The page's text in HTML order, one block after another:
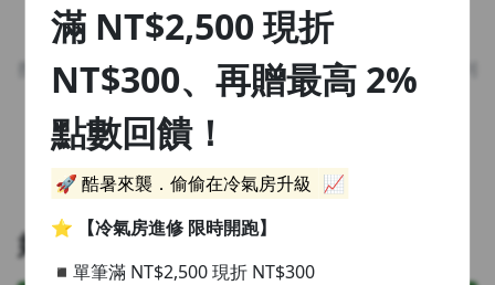
找不到此頁面
搜尋的頁面已刪除或暫時不可瀏覽，參考我們的推薦或回到
首頁
好評推薦
1.5x
0.75x
滿 NT$2,500 現折
NT$300、再贈最高 2%
點數回饋！
🚀 酷暑來襲．偷偷在冷氣房升級
📈
⭐️
【冷氣房進修 限時開跑】
◾單筆滿 NT$2,500 現折 NT$300